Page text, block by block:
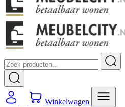
Winkelwagen